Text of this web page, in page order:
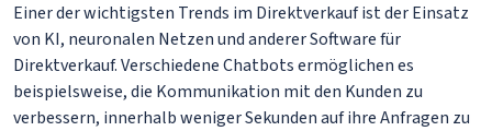
Einer der wichtigsten Trends im Direktverkauf ist der Einsatz
von KI, neuronalen Netzen und anderer Software für
Direktverkauf. Verschiedene Chatbots ermöglichen es
beispielsweise, die Kommunikation mit den Kunden zu
verbessern, innerhalb weniger Sekunden auf ihre Anfragen zu